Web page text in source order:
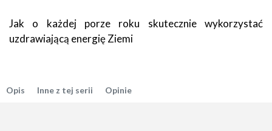
Jak o każdej porze roku skutecznie wykorzystać
uzdrawiającą energię Ziemi
Opis Inne z tej serii Opinie